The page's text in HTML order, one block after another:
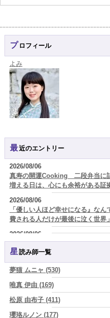
プロフィール
よみ
最近のエントリー
2026/08/06
真寿の開運Cooking 二段弁当に
増える日は、心にも余裕がある証
2026/08/06
「優しい人ほど幸せになる』な
費される人だけが最後に泣く世界」
2026/08/06
好きだけでは続かない。それでも
は自分を壊していく
2026/08/06
2026年8月6日 壬子 真冬の海の
り)
2026/08/05
占いが教えてくれたのは、答えじ
星読み師一覧
夢猫 ムニャ (530)
唯真 伊由 (169)
松原 由布子 (411)
瓔珞ルノン (177)